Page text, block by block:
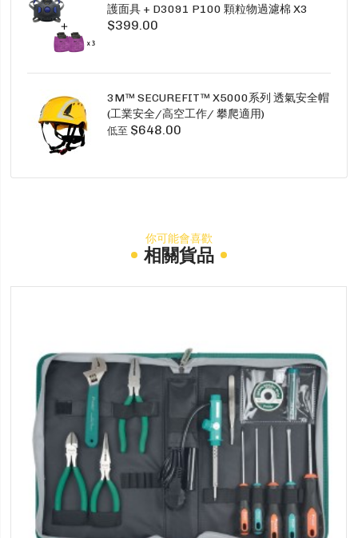
護面具 + D3091 P100 顆粒物過濾棉 X3
SECURE CLICK HF-802SD HF-800SD 系列
$399.00
3M™ SECUREFIT™ X5000系列 透氣安全帽
(工業安全/高空工作/ 攀爬適用)
低至 $648.00
你可能會喜歡
相關貨品